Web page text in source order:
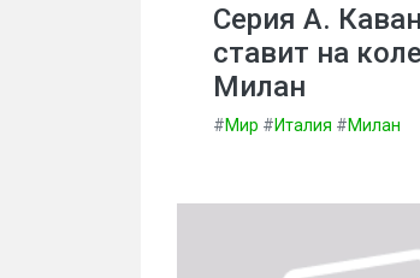
Серия А.
ставит на
Милан
#Мир #Италия #Милан